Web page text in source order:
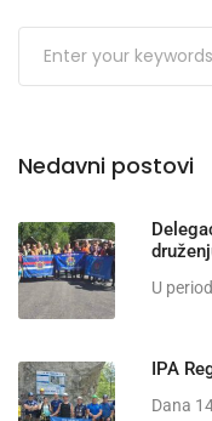
Nedavni postovi
U
IPA
Dana